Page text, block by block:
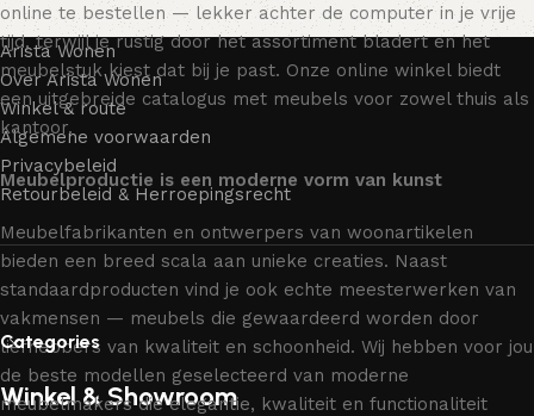
online te bestellen — lekker achter de computer in je vrije
tijd, terwijl je rustig door het assortiment bladert en het
meubelstuk kiest dat bij je past. Onze online winkel biedt
een uitgebreide catalogus met meubels voor zowel thuis als
kantoor.
Meubelproductie is een moderne vorm van kunst
Meubelfabrikanten en ontwerpers van woonartikelen
bieden een breed scala aan unieke creaties. Naast
standaardproducten vind je ook echte meesterwerken van
vakmensen — meubels die gewaardeerd worden door
liefhebbers van kwaliteit en schoonheid. Wij hebben voor jou
de beste modellen geselecteerd van moderne
meubelmakers die elegantie, kwaliteit en functionaliteit
Arista Wonen
Over Arista Wonen
Winkel & route
Algemene voorwaarden
Privacybeleid
Retourbeleid & Herroepingsrecht
Categories
Winkel & Showroom